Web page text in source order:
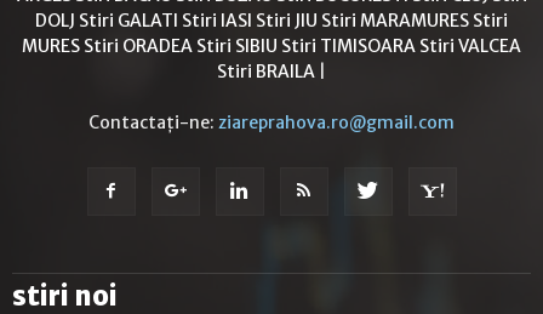
DOLJ Stiri GALATI Stiri IASI Stiri JIU Stiri MARAMURES Stiri
MURES Stiri ORADEA Stiri SIBIU Stiri TIMISOARA Stiri VALCEA
Stiri BRAILA
Contactați-ne: ziareprahova.ro@gmail.com
stiri noi